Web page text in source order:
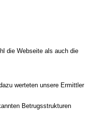
die Webseite als auch die
werteten unsere Ermittler
Betrugsstrukturen